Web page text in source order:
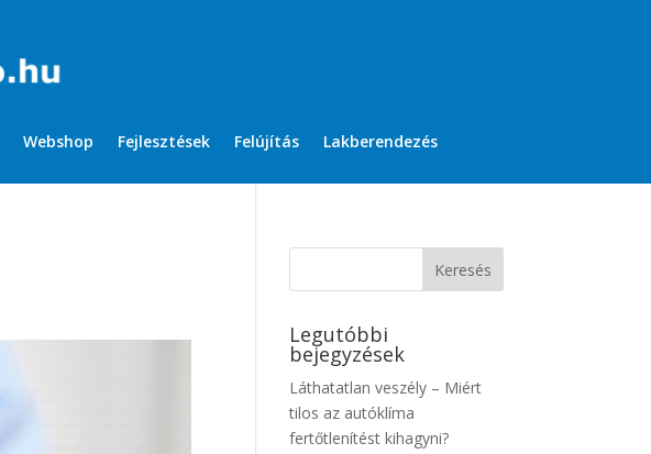
Webshop Fejlesztések Felújítás Lakberendezés
Legutóbbi
bejegyzések
Láthatatlan veszély – Miért
tilos az autóklíma
fertőtlenítést kihagyni?